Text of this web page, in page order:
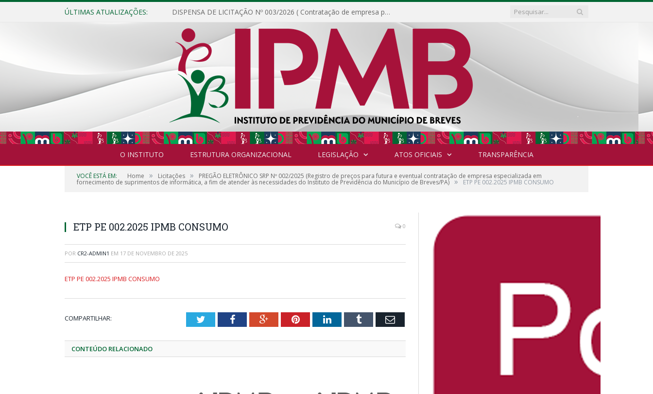
ÚLTIMAS ATUALIZAÇÕES: DISPENSA DE LICITAÇÃO Nº 003/2026 ( Contratação de empresa para fornecimento de gêneros alimentícios não perecíveis, materiais de expediente, descartáveis, copa e cozinha, para análise e posterior publicação.)
O INSTITUTO ESTRUTURA ORGANIZACIONAL LEGISLAÇÃO ATOS OFICIAIS TRANSPARÊNCIA
VOCÊ ESTÁ EM: Home » Licitações » PREGÃO ELETRÔNICO SRP Nº 002/2025 (Registro de preços para futura e eventual contratação de empresa especializada em
fornecimento de suprimentos de informática, a fim de atender às necessidades do Instituto de Previdência do Município de Breves/PA) » ETP PE 002.2025 IPMB CONSUMO
ETP PE 002.2025 IPMB CONSUMO 0
POR CR2-ADMIN1 EM 17 DE NOVEMBRO DE 2025
ETP PE 002.2025 IPMB CONSUMO
COMPARTILHAR: TwitterFacebookGoogle+PinterestLinkedInTumblr Email
CONTEÚDO RELACIONADO